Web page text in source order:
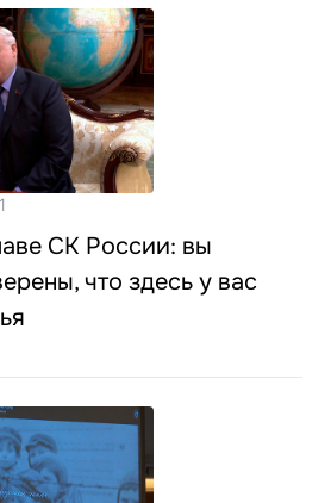
СК России: вы
что здесь у вас